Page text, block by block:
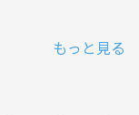
もっと見る